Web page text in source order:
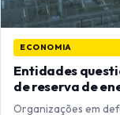
ECONOMIA
Entidades
de reserva de
Organizações em